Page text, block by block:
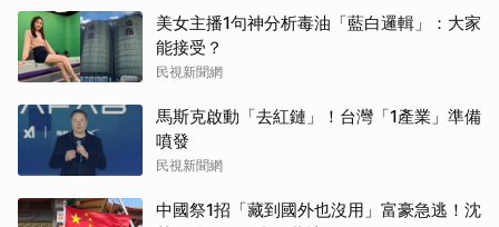
美女主播1句神分析毒油「藍白邏輯」：大家
能接受？
民視新聞網
馬斯克啟動「去紅鏈」！台灣「1產業」準備
噴發
民視新聞網
中國祭1招「藏到國外也沒用」富豪急逃！沈